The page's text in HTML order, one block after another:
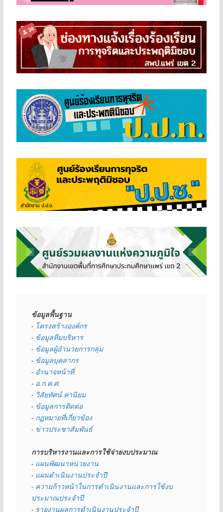
ข้อมูลพื้นฐาน
- โครงสร้างองค์กร
- ข้อมูลทีมบริหาร
- ข้อมูลผู้อำนวยการกลุ่ม
- ข้อมูลบุคลากร
- อำนาจหน้าที่
- อ.ก.ค.ศ.
- วิสัยทัศน์ ค่านิยม
- ข้อมูลการติดต่อ
- กฏหมายที่เกี่ยวข้อง
- ข่าวประชาสัมพันธ์
การบริหารงานและการใช้จ่ายงบประมาณ
- แผนพัฒนาหน่วยงาน
- แผนดำเนินงานประจำปี
- ความก้าวหน้าในการดำเนินงานและการใช้งบ
ประมาณประจำปี
- รายงานผลการดำเนินงานประจำปี